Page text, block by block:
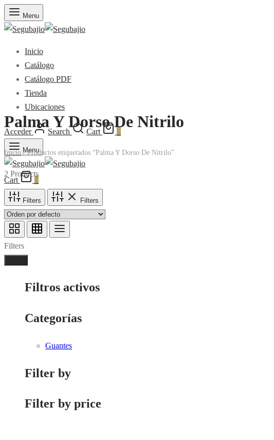
Menu
Inicio
Catálogo
Catálogo PDF
Tienda
Ubicaciones
Acceder Search Cart
Menu
Cart
Palma Y Dorso De Nitrilo
Inicio /Productos etiquetados “Palma Y Dorso De Nitrilo”
2 Products
Filters Filters
Filters
Filtros activos
Categorías
Guantes
Filter by
Filter by price